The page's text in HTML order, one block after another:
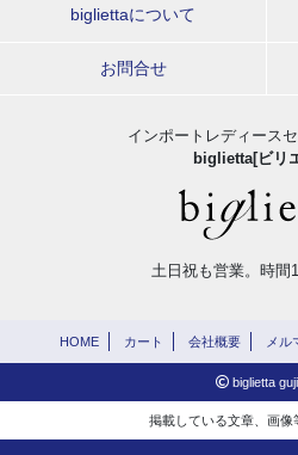
bigliettaについて
お問合せ
インポートレディース
biglietta[ビリ
土日祝も営業。時間
HOME カート 会社概要 メル
biglietta
掲載している文章、画像